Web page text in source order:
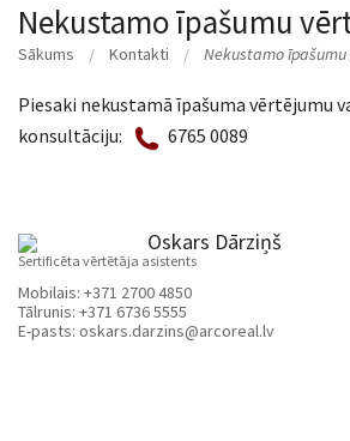
Nekustamo īpašumu
Sākums Kontakti Nekustamo
Piesaki nekustamā īpašuma vērtējumu
konsultāciju:
6765 0089
Oskars Dārziņš
Sertificēta vērtētāja asistents
Mobilais: +371 2700 4850
Tālrunis: +371 6736 5555
E-pasts: oskars.darzins@arcoreal.lv